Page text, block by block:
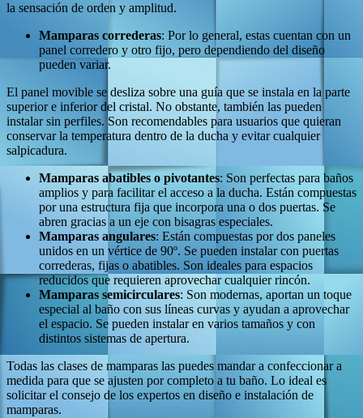
la sensación de orden y amplitud.
Mamparas correderas: Por lo general, estas cuentan con un
panel corredero y otro fijo, pero dependiendo del diseño
pueden variar.
El panel movible se desliza sobre una guía que se instala en la parte
superior e inferior del cristal. No obstante, también las pueden
instalar sin perfiles. Son recomendables para usuarios que quieran
conservar la temperatura dentro de la ducha y evitar cualquier
salpicadura.
Mamparas abatibles o pivotantes: Son perfectas para baños
amplios y para facilitar el acceso a la ducha. Están compuestas
por una estructura fija que incorpora una o dos puertas. Se
abren gracias a un eje con bisagras especiales.
Mamparas angulares: Están compuestas por dos paneles
unidos en un vértice de 90º. Se pueden instalar con puertas
correderas, fijas o abatibles. Son ideales para espacios
reducidos que requieren aprovechar cualquier rincón.
Mamparas semicirculares: Son modernas, aportan un toque
especial al baño con sus líneas curvas y ayudan a aprovechar
el espacio. Se pueden instalar en varios tamaños y con
distintos sistemas de apertura.
Todas las clases de mamparas las puedes mandar a confeccionar a
medida para que se ajusten por completo a tu baño. Lo ideal es
solicitar el consejo de los expertos en diseño e instalación de
mamparas.